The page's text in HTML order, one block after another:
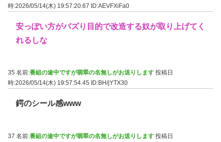
時:2026/05/14(木) 19:57:20.67 ID:AEVFXiFa0
安っぽい方がバズり目的で改造する奴が取り上げてく
れるしな
35 名前:番組の途中ですが翡翠の名無しがお送りします 投稿日
時:2026/05/14(木) 19:57:54.45
ID:BH/jYTX30
鍔のシール感www
37 名前:番組の途中ですが翡翠の名無しがお送りします 投稿日